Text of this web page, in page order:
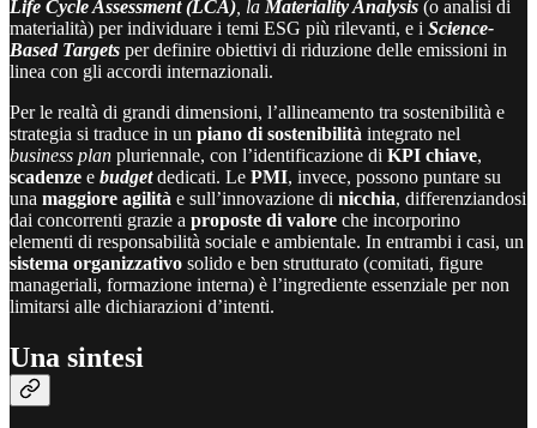
Life Cycle Assessment (LCA) , la Materiality Analysis (o analisi di
materialità) per individuare i temi ESG più rilevanti, e i Science-
Based Targets per definire obiettivi di riduzione delle emissioni in
linea con gli accordi internazionali.
Per le realtà di grandi dimensioni, l’allineamento tra sostenibilità e
strategia si traduce in un piano di sostenibilità integrato nel
business plan pluriennale, con l’identificazione di KPI chiave,
scadenze e budgetdedicati. Le PMI, invece, possono puntare su
una maggiore agilità e sull’innovazione di nicchia, differenziandosi
dai concorrenti grazie a proposte di valore che incorporino
elementi di responsabilità sociale e ambientale. In entrambi i casi, un
sistema organizzativo solido e ben strutturato (comitati, figure
manageriali, formazione interna) è l’ingrediente essenziale per non
limitarsi alle dichiarazioni d’intenti.
Una sintesi